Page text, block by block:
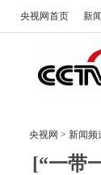
央视网首页 新闻
央视网 > 新闻频
[“一带